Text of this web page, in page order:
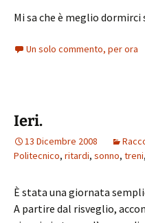
Mi sa che è meglio dormirci
Un solo commento, per ora
Ieri.
13 Dicembre 2008
Politecnico, ritardi, sonno, treni,
È stata una giornata
A partire dal risveglio,